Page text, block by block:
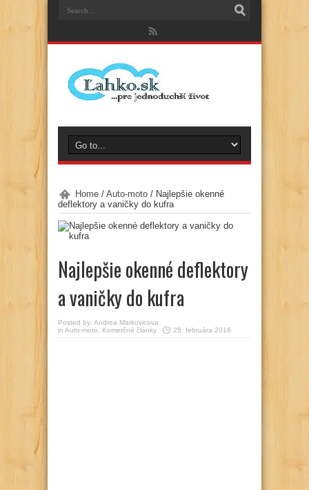
Home / Auto-moto / Najlepšie okenné
deflektory a vaničky do kufra
Najlepšie okenné deflektory
a vaničky do kufra
Posted by: Andrea Markovicova
in Auto-moto Komerčné články 25. februára 2016